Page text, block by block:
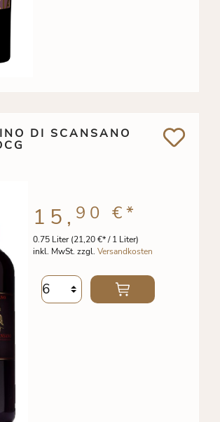
DI SCANSANO
0.75 Liter(21,20 €* / 1 Liter)
inkl. MwSt. zzgl. Versandkosten
15, 90 €*